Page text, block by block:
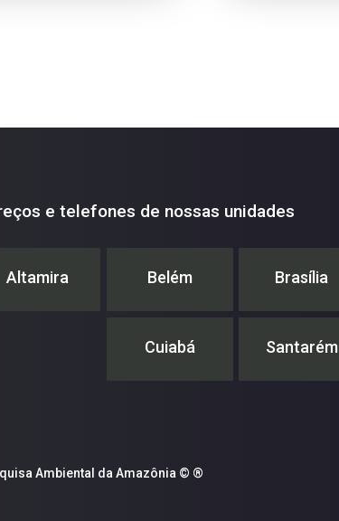
e telefones de nossas unidades
Altamira Belém Brasília
Cuiabá Santarém
Ambiental da Amazônia © ®